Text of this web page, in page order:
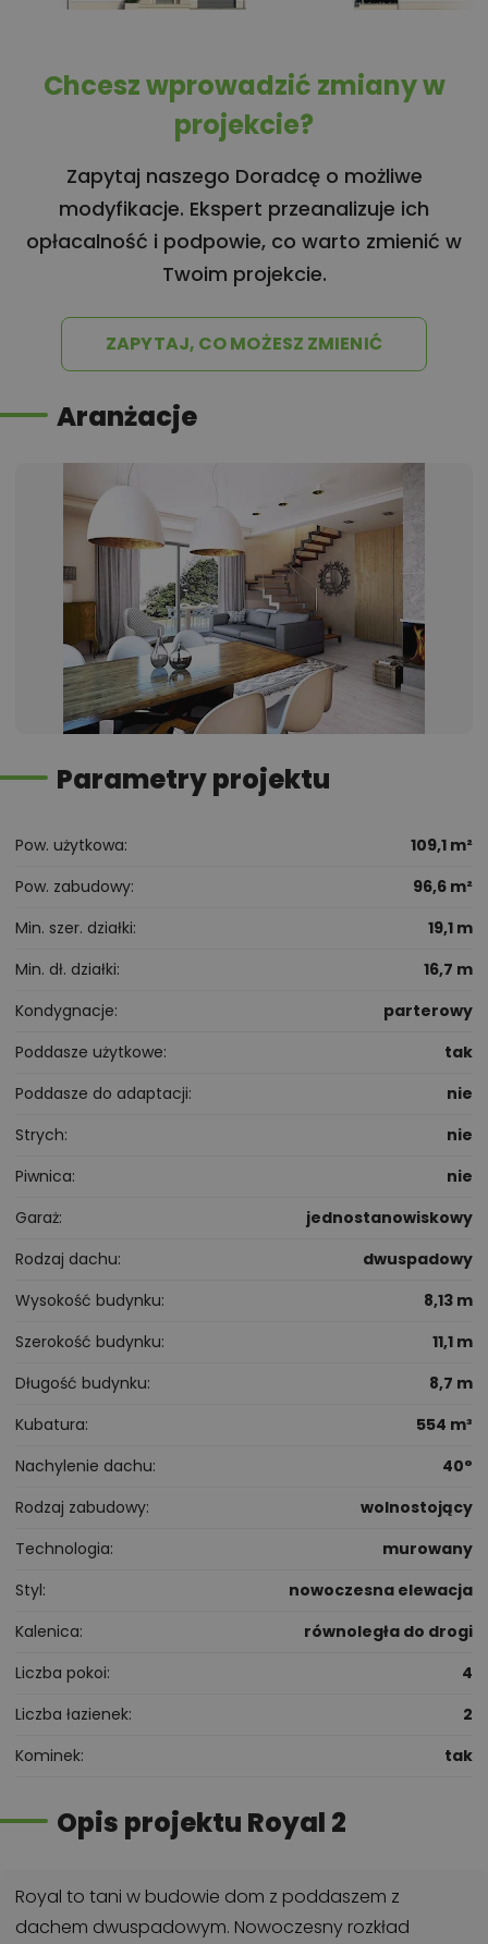
Chcesz wprowadzić zmiany w
projekcie?
Zapytaj naszego Doradcę o możliwe
modyfikacje. Ekspert przeanalizuje ich
opłacalność i podpowie, co warto zmienić w
Twoim projekcie.
ZAPYTAJ, CO MOŻESZ ZMIENIĆ
Aranżacje
Parametry projektu
Pow. użytkowa
109,1 m²
Pow. zabudowy
96,6 m²
Min. szer. działki
19,1 m
Min. dł. działki
16,7 m
Kondygnacje
parterowy
Poddasze użytkowe
tak
Poddasze do adaptacji
nie
Strych
nie
Piwnica
nie
Garaż
jednostanowiskowy
Rodzaj dachu
dwuspadowy
Wysokość budynku
8,13 m
Szerokość budynku
11,1 m
Długość budynku
8,7 m
Kubatura
554 m³
Nachylenie dachu
40°
Rodzaj zabudowy
wolnostojący
Technologia
murowany
Styl
nowoczesna elewacja
Kalenica
równoległa do drogi
Liczba pokoi
4
Liczba łazienek
2
Kominek
tak
Opis projektu Royal 2
Royal to tani w budowie dom z poddaszem z
dachem dwuspadowym. Nowoczesny rozkład